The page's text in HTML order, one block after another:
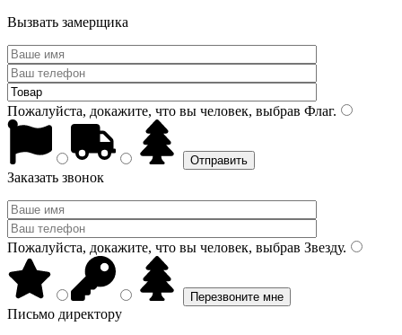
Вызвать замерщика
Пожалуйста, докажите, что вы человек, выбрав Флаг.
Заказать звонок
Пожалуйста, докажите, что вы человек, выбрав Звезду.
Письмо директору